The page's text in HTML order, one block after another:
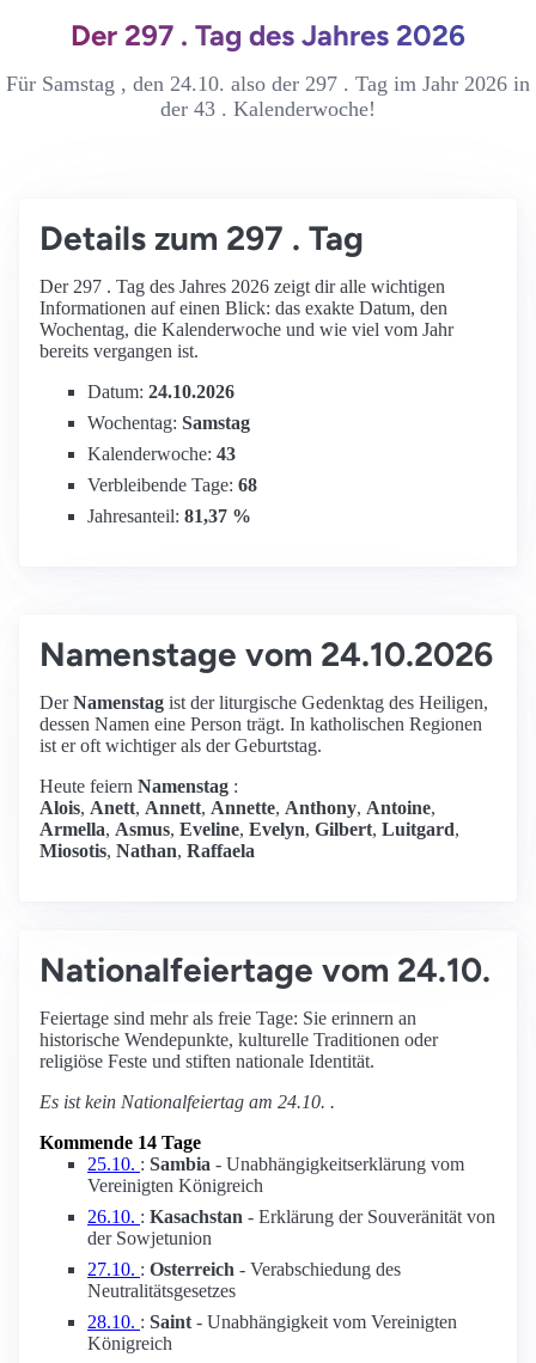
Der 297 . Tag des Jahres 2026
Für Samstag , den 24.10. also der 297 . Tag im Jahr 2026 in
der 43 . Kalenderwoche!
Details zum 297 . Tag
Der 297 . Tag des Jahres 2026 zeigt dir alle wichtigen
Informationen auf einen Blick: das exakte Datum, den
Wochentag, die Kalenderwoche und wie viel vom Jahr
bereits vergangen ist.
Datum: 24.10.2026
Wochentag: Samstag
Kalenderwoche: 43
Verbleibende Tage: 68
Jahresanteil: 81,37 %
Namenstage vom 24.10.2026
DerNamenstag ist der liturgische Gedenktag des Heiligen,
dessen Namen eine Person trägt. In katholischen Regionen
ist er oft wichtiger als der Geburtstag.
Heute feiern Namenstag :
Alois, Anett, Annett, Annette, Anthony, Antoine,
Armella, Asmus, Eveline, Evelyn, Gilbert, Luitgard,
Miosotis, Nathan, Raffaela
Nationalfeiertage vom 24.10.
Feiertage sind mehr als freie Tage: Sie erinnern an
historische Wendepunkte, kulturelle Traditionen oder
religiöse Feste und stiften nationale Identität.
Es ist kein Nationalfeiertag am 24.10. .
Kommende 14 Tage
25.10. : Sambia - Unabhängigkeitserklärung vom
Vereinigten Königreich
26.10. : Kasachstan - Erklärung der Souveränität von
der Sowjetunion
27.10. : Osterreich - Verabschiedung des
Neutralitätsgesetzes
28.10. : Saint - Unabhängigkeit vom Vereinigten
Königreich